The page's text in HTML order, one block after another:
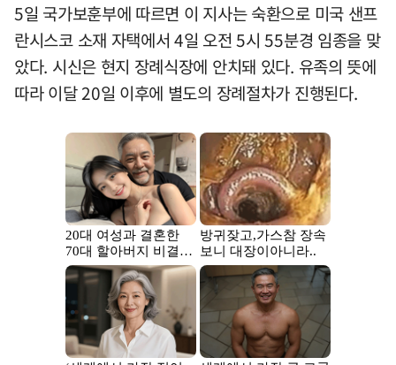
5일 국가보훈부에 따르면 이 지사는 숙환으로 미국 샌프
란시스코 소재 자택에서 4일 오전 5시 55분경 임종을 맞
았다. 시신은 현지 장례식장에 안치돼 있다. 유족의 뜻에
따라 이달 20일 이후에 별도의 장례절차가 진행된다.